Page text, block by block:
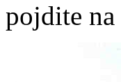
pojdite na